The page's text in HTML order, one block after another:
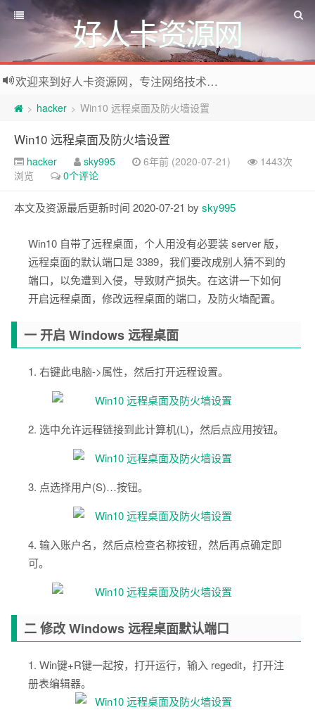
好人卡资源网
欢迎来到好人卡资源网，专注网络技术资源收集，我们不仅是网络资源的搬运工，也生产原创资源。寻找资源请留言或关注公众号:烈日下的男人
> hacker > Win10 远程桌面及防火墙设置
Win10 远程桌面及防火墙设置
hacker sky995 6年前 (2020-07-21)
1443次
浏览
0个评论
本文及资源最后更新时间 2020-07-21 by sky995
Win10 自带了远程桌面，个人用没有必要装 server 版，
远程桌面的默认端口是 3389，我们要改成别人猜不到的
端口，以免遭到入侵，导致财产损失。在这讲一下如何
开启远程桌面，修改远程桌面的端口，及防火墙配置。
一 开启 Windows 远程桌面
1. 右键此电脑->属性，然后打开远程设置。
2. 选中允许远程链接到此计算机(L)，然后点应用按钮。
3. 点选择用户(S)…按钮。
4. 输入账户名，然后点检查名称按钮，然后再点确定即
可。
二 修改 Windows 远程桌面默认端口
1. Win键+R键一起按，打开运行，输入 regedit，打开注
册表编辑器。